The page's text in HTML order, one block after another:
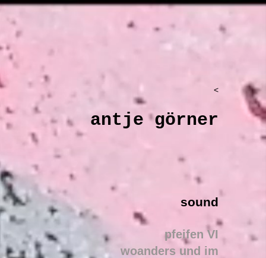
<
antje görner
sound
pfeifen VI
woanders und im